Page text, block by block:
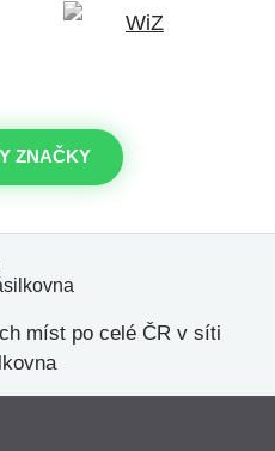
ZNAČKY
míst po celé ČR v síti